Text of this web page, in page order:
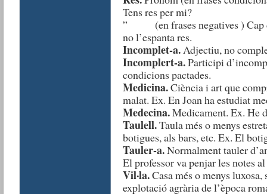
Tens res per mi?
” (en frases negatives ) Cap
no l’espanta res.
Incomplet-a.Adjectiu, no
Incomplert-a.Participi
condicions pactades.
Medicina.Ciència i art que
malat. Ex. En Joan ha estudiat
Medecina.Medicament. Ex. He
Taulell.Taula més o menys
botigues, als bars, etc. Ex. El
Tauler-a.Normalment tauler
El professor va penjar les notes
Vil·la.Casa més o menys
explotació agrària de l’època